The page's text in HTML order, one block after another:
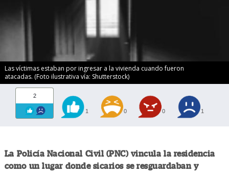
Las víctimas estaban por ingresar a la vivienda cuando fueron
atacadas. (Foto ilustrativa vía: Shutterstock)
2
1 0 0 1
La Policía Nacional Civil (PNC) vincula la residencia
como un lugar donde sicarios se resguardaban y